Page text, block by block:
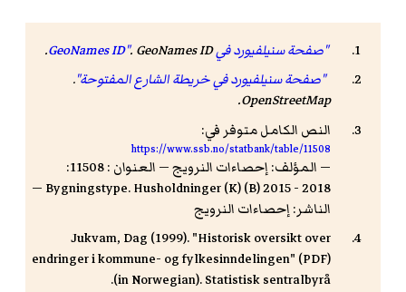
"صفحة سنيلفيورد في GeoNames ID" . GeoNames ID
.
"صفحة سنيلفيورد في خريطة الشارع المفتوحة".
OpenStreetMap
.
النص الكامل متوفر في:
https://www.ssb.no/statbank/table/11508
— المؤلف: إحصاءات النرويج — العنوان : 11508:
Bygningstype. Husholdninger (K) (B) 2015 - 2018 —
الناشر: إحصاءات النرويج
Jukvam, Dag (1999). "Historisk oversikt over
endringer i kommune- og fylkesinndelingen" (PDF)
(in Norwegian). Statistisk sentralbyrå.